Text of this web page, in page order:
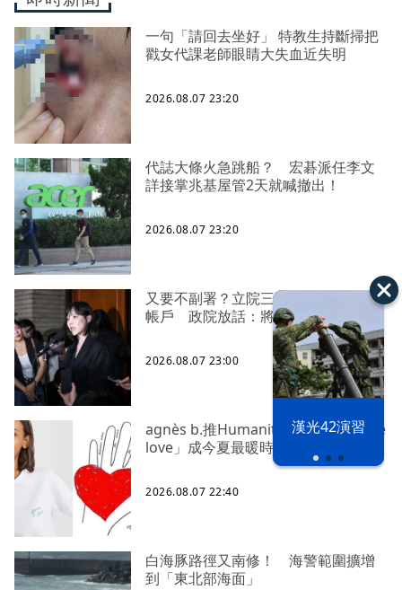
漢光42演習
一句「請回去坐好」 特教生持斷掃把
戳女代課老師眼睛大失血近失明
2026.08.07 23:20
代誌大條火急跳船？ 宏碁派任李文
詳接掌兆基屋管2天就喊撤出！
2026.08.07 23:20
又要不副署？立院三讀藍白兒少未來
帳戶 政院放話：將採必要憲政作為
2026.08.07 23:00
agnès b.推Humanitarian系列 「give
love」成今夏最暖時尚宣言
2026.08.07 22:40
白海豚路徑又南修！ 海警範圍擴增
到「東北部海面」